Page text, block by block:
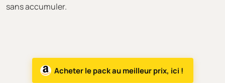
sans accumuler.
Acheter le pack au meilleur prix, ici !